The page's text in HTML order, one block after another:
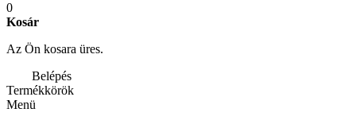
0
Kosár
Az Ön kosara üres.
Belépés
Termékkörök
Menü